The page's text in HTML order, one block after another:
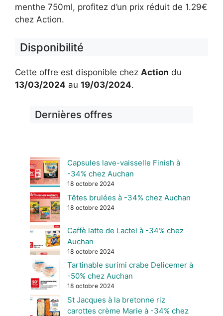
menthe 750ml, profitez d’un prix réduit de 1.29€
chez Action.
Disponibilité
Cette offre est disponible chez Action du
13/03/2024 au 19/03/2024.
Dernières offres
Capsules lave-vaisselle Finish à
-34% chez Auchan
18 octobre 2024
Têtes brulées à -34% chez Auchan
18 octobre 2024
Caffè latte de Lactel à -34% chez
Auchan
18 octobre 2024
Tartinable surimi crabe Delicemer à
-50% chez Auchan
18 octobre 2024
St Jacques à la bretonne riz
carottes crème Marie à -34% chez